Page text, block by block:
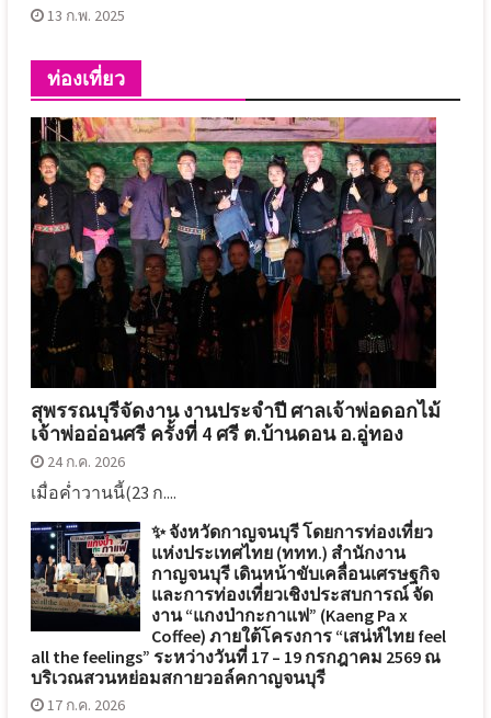
13 ก.พ. 2025
ท่องเที่ยว
สุพรรณบุรีจัดงาน งานประจำปี ศาลเจ้าพ่อดอกไม้
เจ้าพ่ออ่อนศรี ครั้งที่ 4 ศรี ต.บ้านดอน อ.อู่ทอง
24 ก.ค. 2026
เมื่อค่ำวานนี้(23 ก....
✨ จังหวัดกาญจนบุรี โดยการท่องเที่ยว
แห่งประเทศไทย (ททท.) สำนักงาน
กาญจนบุรี เดินหน้าขับเคลื่อนเศรษฐกิจ
และการท่องเที่ยวเชิงประสบการณ์ จัด
งาน “แกงป่ากะกาแฟ” (Kaeng Pa x
Coffee) ภายใต้โครงการ “เสน่ห์ไทย feel
all the feelings” ระหว่างวันที่ 17 – 19 กรกฎาคม 2569 ณ
บริเวณสวนหย่อมสกายวอล์คกาญจนบุรี
17 ก.ค. 2026